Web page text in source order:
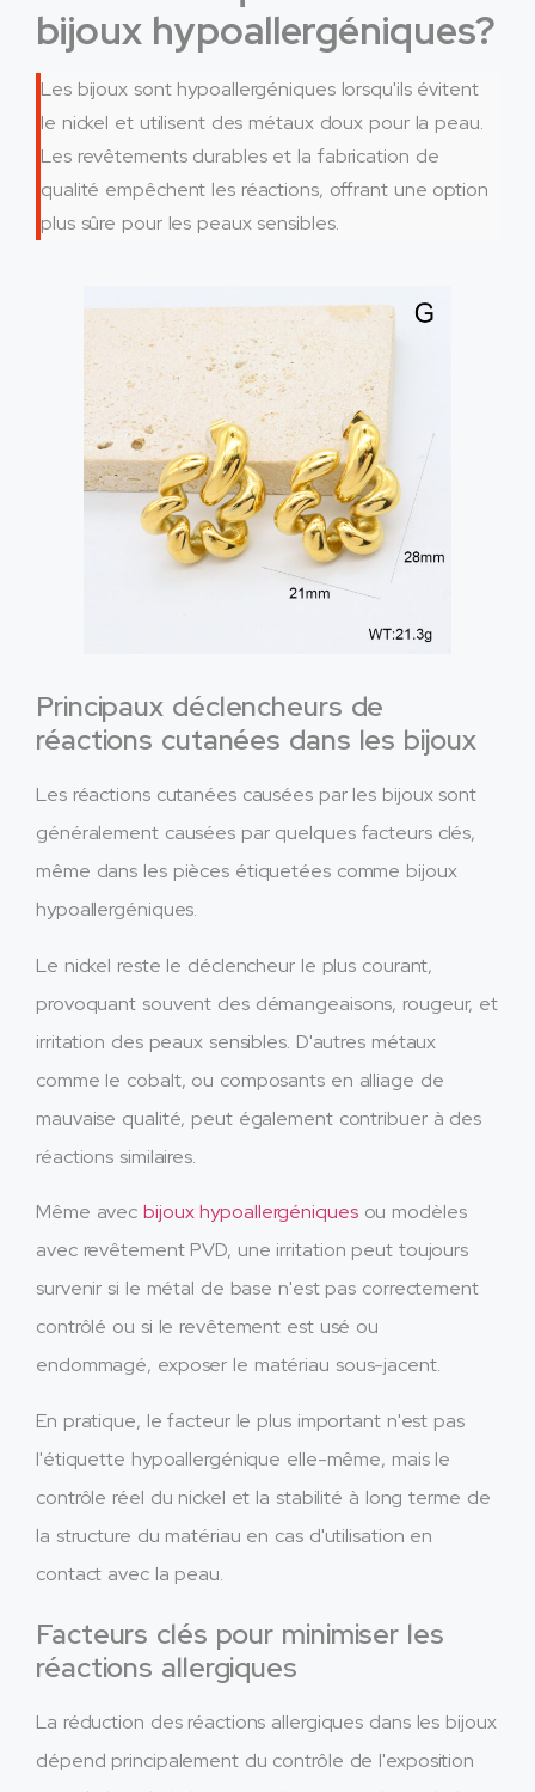
bijoux hypoallergéniques?
Les bijoux sont hypoallergéniques lorsqu'ils évitent
le nickel et utilisent des métaux doux pour la peau.
Les revêtements durables et la fabrication de
qualité empêchent les réactions, offrant une option
plus sûre pour les peaux sensibles.
Principaux déclencheurs de
réactions cutanées dans les bijoux
Les réactions cutanées causées par les bijoux sont
généralement causées par quelques facteurs clés,
même dans les pièces étiquetées comme bijoux
hypoallergéniques.
Le nickel reste le déclencheur le plus courant,
provoquant souvent des démangeaisons, rougeur, et
irritation des peaux sensibles. D'autres métaux
comme le cobalt, ou composants en alliage de
mauvaise qualité, peut également contribuer à des
réactions similaires.
Même avecbijoux hypoallergéniquesou modèles
avec revêtement PVD, une irritation peut toujours
survenir si le métal de base n'est pas correctement
contrôlé ou si le revêtement est usé ou
endommagé, exposer le matériau sous-jacent.
En pratique, le facteur le plus important n'est pas
l'étiquette hypoallergénique elle-même, mais le
contrôle réel du nickel et la stabilité à long terme de
la structure du matériau en cas d'utilisation en
contact avec la peau.
Facteurs clés pour minimiser les
réactions allergiques
La réduction des réactions allergiques dans les bijoux
dépend principalement du contrôle de l'exposition